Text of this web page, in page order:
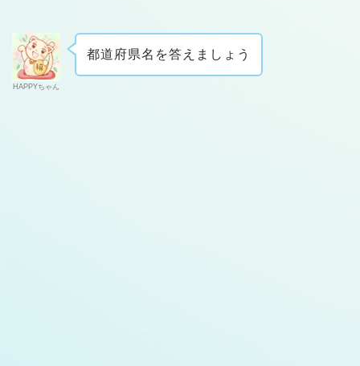
HAPPYちゃん
都道府県名を答えましょう